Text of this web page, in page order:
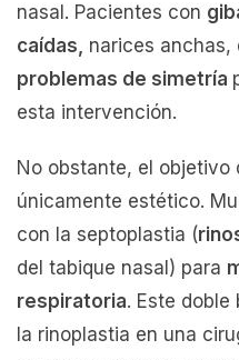
nasal. Pacientes con
caídas, narices anchas,
problemas de simetría
esta intervención.
No obstante, el objetivo
únicamente estético.
con la septoplastia (
del tabique nasal) para
respiratoria. Este
la rinoplastia en una